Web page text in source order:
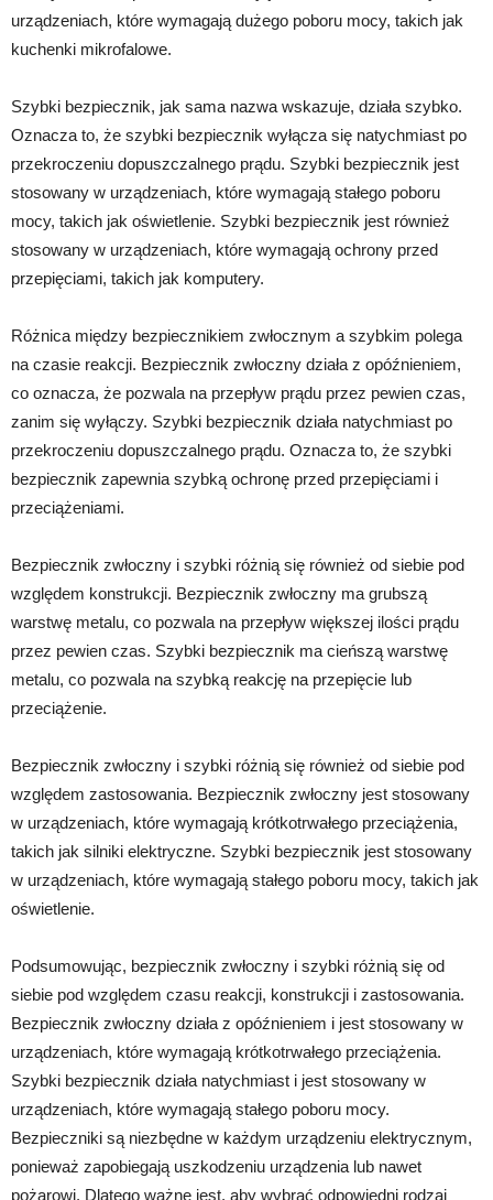
urządzeniach, które wymagają dużego poboru mocy, takich jak
kuchenki mikrofalowe.
Szybki bezpiecznik, jak sama nazwa wskazuje, działa szybko.
Oznacza to, że szybki bezpiecznik wyłącza się natychmiast po
przekroczeniu dopuszczalnego prądu. Szybki bezpiecznik jest
stosowany w urządzeniach, które wymagają stałego poboru
mocy, takich jak oświetlenie. Szybki bezpiecznik jest również
stosowany w urządzeniach, które wymagają ochrony przed
przepięciami, takich jak komputery.
Różnica między bezpiecznikiem zwłocznym a szybkim polega
na czasie reakcji. Bezpiecznik zwłoczny działa z opóźnieniem,
co oznacza, że pozwala na przepływ prądu przez pewien czas,
zanim się wyłączy. Szybki bezpiecznik działa natychmiast po
przekroczeniu dopuszczalnego prądu. Oznacza to, że szybki
bezpiecznik zapewnia szybką ochronę przed przepięciami i
przeciążeniami.
Bezpiecznik zwłoczny i szybki różnią się również od siebie pod
względem konstrukcji. Bezpiecznik zwłoczny ma grubszą
warstwę metalu, co pozwala na przepływ większej ilości prądu
przez pewien czas. Szybki bezpiecznik ma cieńszą warstwę
metalu, co pozwala na szybką reakcję na przepięcie lub
przeciążenie.
Bezpiecznik zwłoczny i szybki różnią się również od siebie pod
względem zastosowania. Bezpiecznik zwłoczny jest stosowany
w urządzeniach, które wymagają krótkotrwałego przeciążenia,
takich jak silniki elektryczne. Szybki bezpiecznik jest stosowany
w urządzeniach, które wymagają stałego poboru mocy, takich jak
oświetlenie.
Podsumowując, bezpiecznik zwłoczny i szybki różnią się od
siebie pod względem czasu reakcji, konstrukcji i zastosowania.
Bezpiecznik zwłoczny działa z opóźnieniem i jest stosowany w
urządzeniach, które wymagają krótkotrwałego przeciążenia.
Szybki bezpiecznik działa natychmiast i jest stosowany w
urządzeniach, które wymagają stałego poboru mocy.
Bezpieczniki są niezbędne w każdym urządzeniu elektrycznym,
ponieważ zapobiegają uszkodzeniu urządzenia lub nawet
pożarowi. Dlatego ważne jest, aby wybrać odpowiedni rodzaj